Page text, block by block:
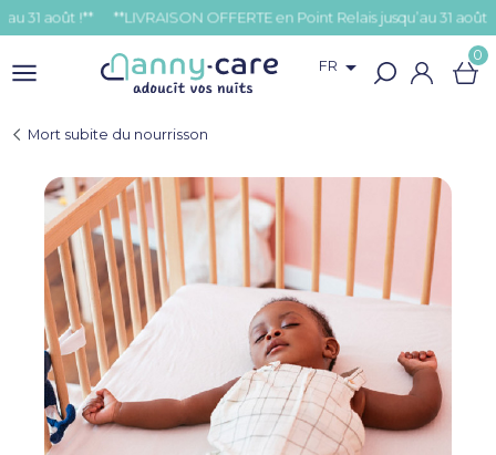
!**
FR  0
Mort subite du nourrisson